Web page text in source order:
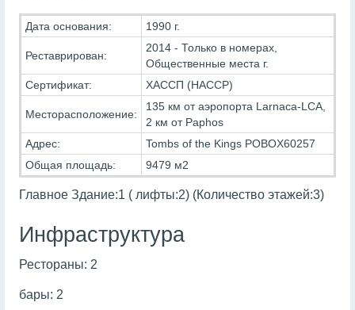
Дата основания: 1990 г.
Реставрирован:
2014 - Только в номерах,
Общественные места г.
Сертификат:
ХАССП (HACCP)
Месторасположение:
135 км от аэропорта Larnaca-LCA,
2 км от Paphos
Адрес:
Tombs of the Kings POBOX60257
Общая площадь:
9479 м2
Главное Здание:1 ( лифты:2) (Количество этажей:3)
Инфраструктура
Рестораны: 2
бары: 2